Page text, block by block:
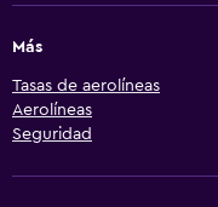
Más
Tasas de aerolíneas
Aerolíneas
Seguridad